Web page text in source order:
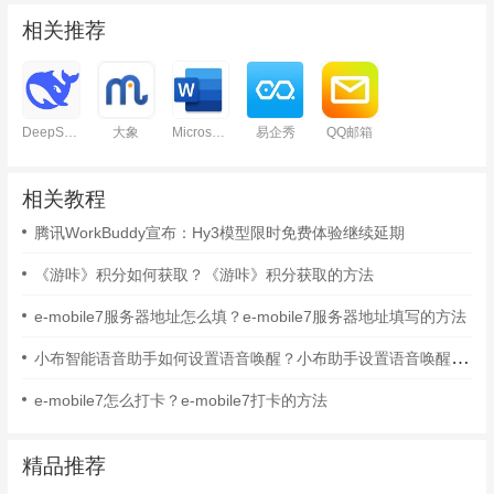
相关推荐
DeepSeek 大象 Microsoft Word 易企秀 QQ邮箱
相关教程
腾讯WorkBuddy宣布：Hy3模型限时免费体验继续延期
《游咔》积分如何获取？《游咔》积分获取的方法
e-mobile7服务器地址怎么填？e-mobile7服务器地址填写的方法
小布智能语音助手如何设置语音唤醒？小布助手设置语音唤醒的方法
e-mobile7怎么打卡？e-mobile7打卡的方法
精品推荐